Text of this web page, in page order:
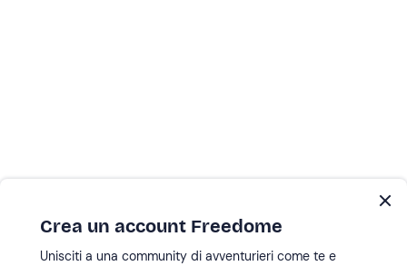
Crea un account Freedome
Unisciti a una community di avventurieri come te e